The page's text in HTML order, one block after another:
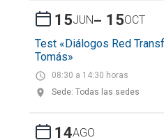
15JUN- 15OCT
Test «Diálogos Red
Tomás»
08:30 a 14:30 horas
Sede: Todas las sedes
14AGO